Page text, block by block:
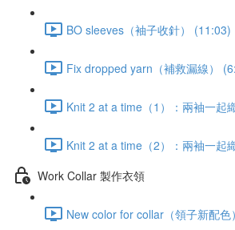
BO sleeves（袖子收針） (11:03)
Fix dropped yarn（補救漏線）
Knit 2 at a time（1）：兩袖一起
Knit 2 at a time（2）：兩袖一起
Work Collar 製作衣領
New color for collar（領子新配色